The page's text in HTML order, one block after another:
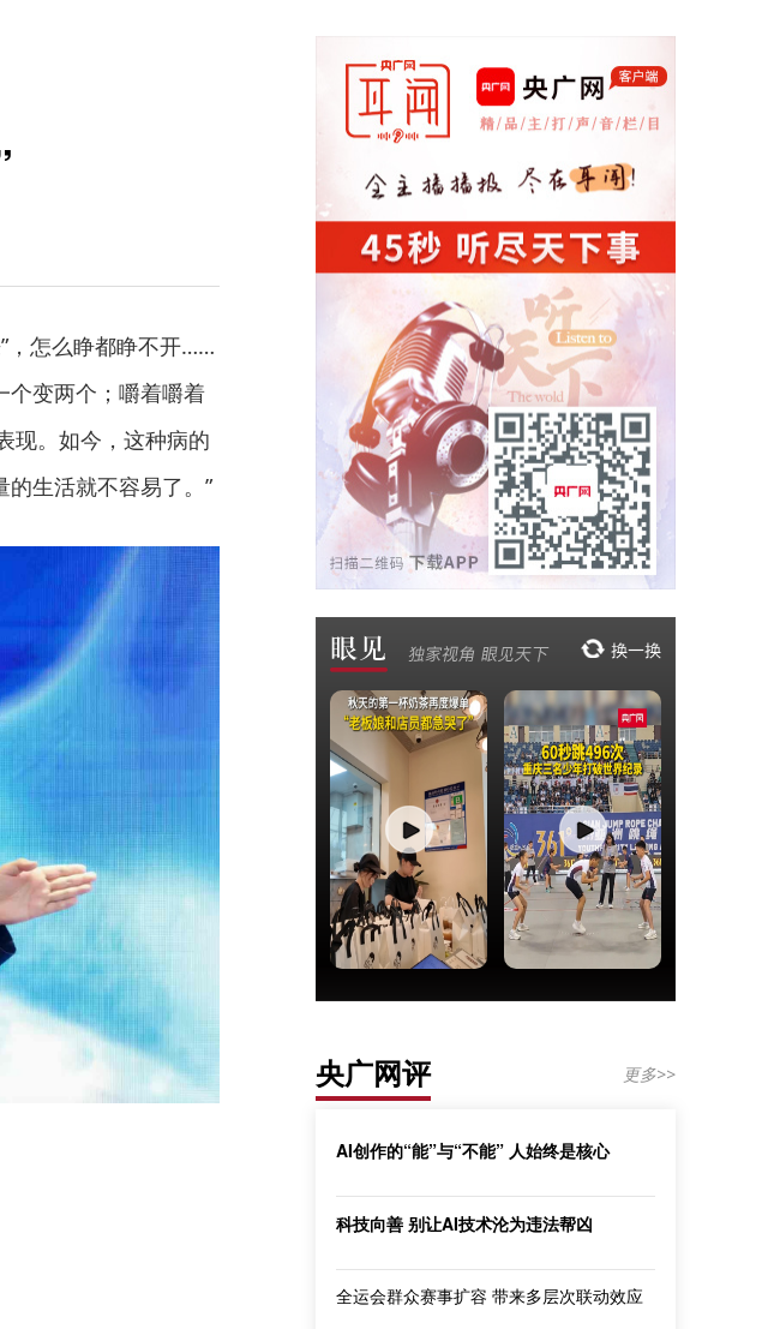
，怎么睁都睁不开……
个变两个；嚼着嚼着
现。如今，这种病的
的生活就不容易了。”
央广网评 更多>>
AI创作的“能”与“不能” 人始终是核心
科技向善 别让AI技术沦为违法帮凶
全运会群众赛事扩容 带来多层次联动效应